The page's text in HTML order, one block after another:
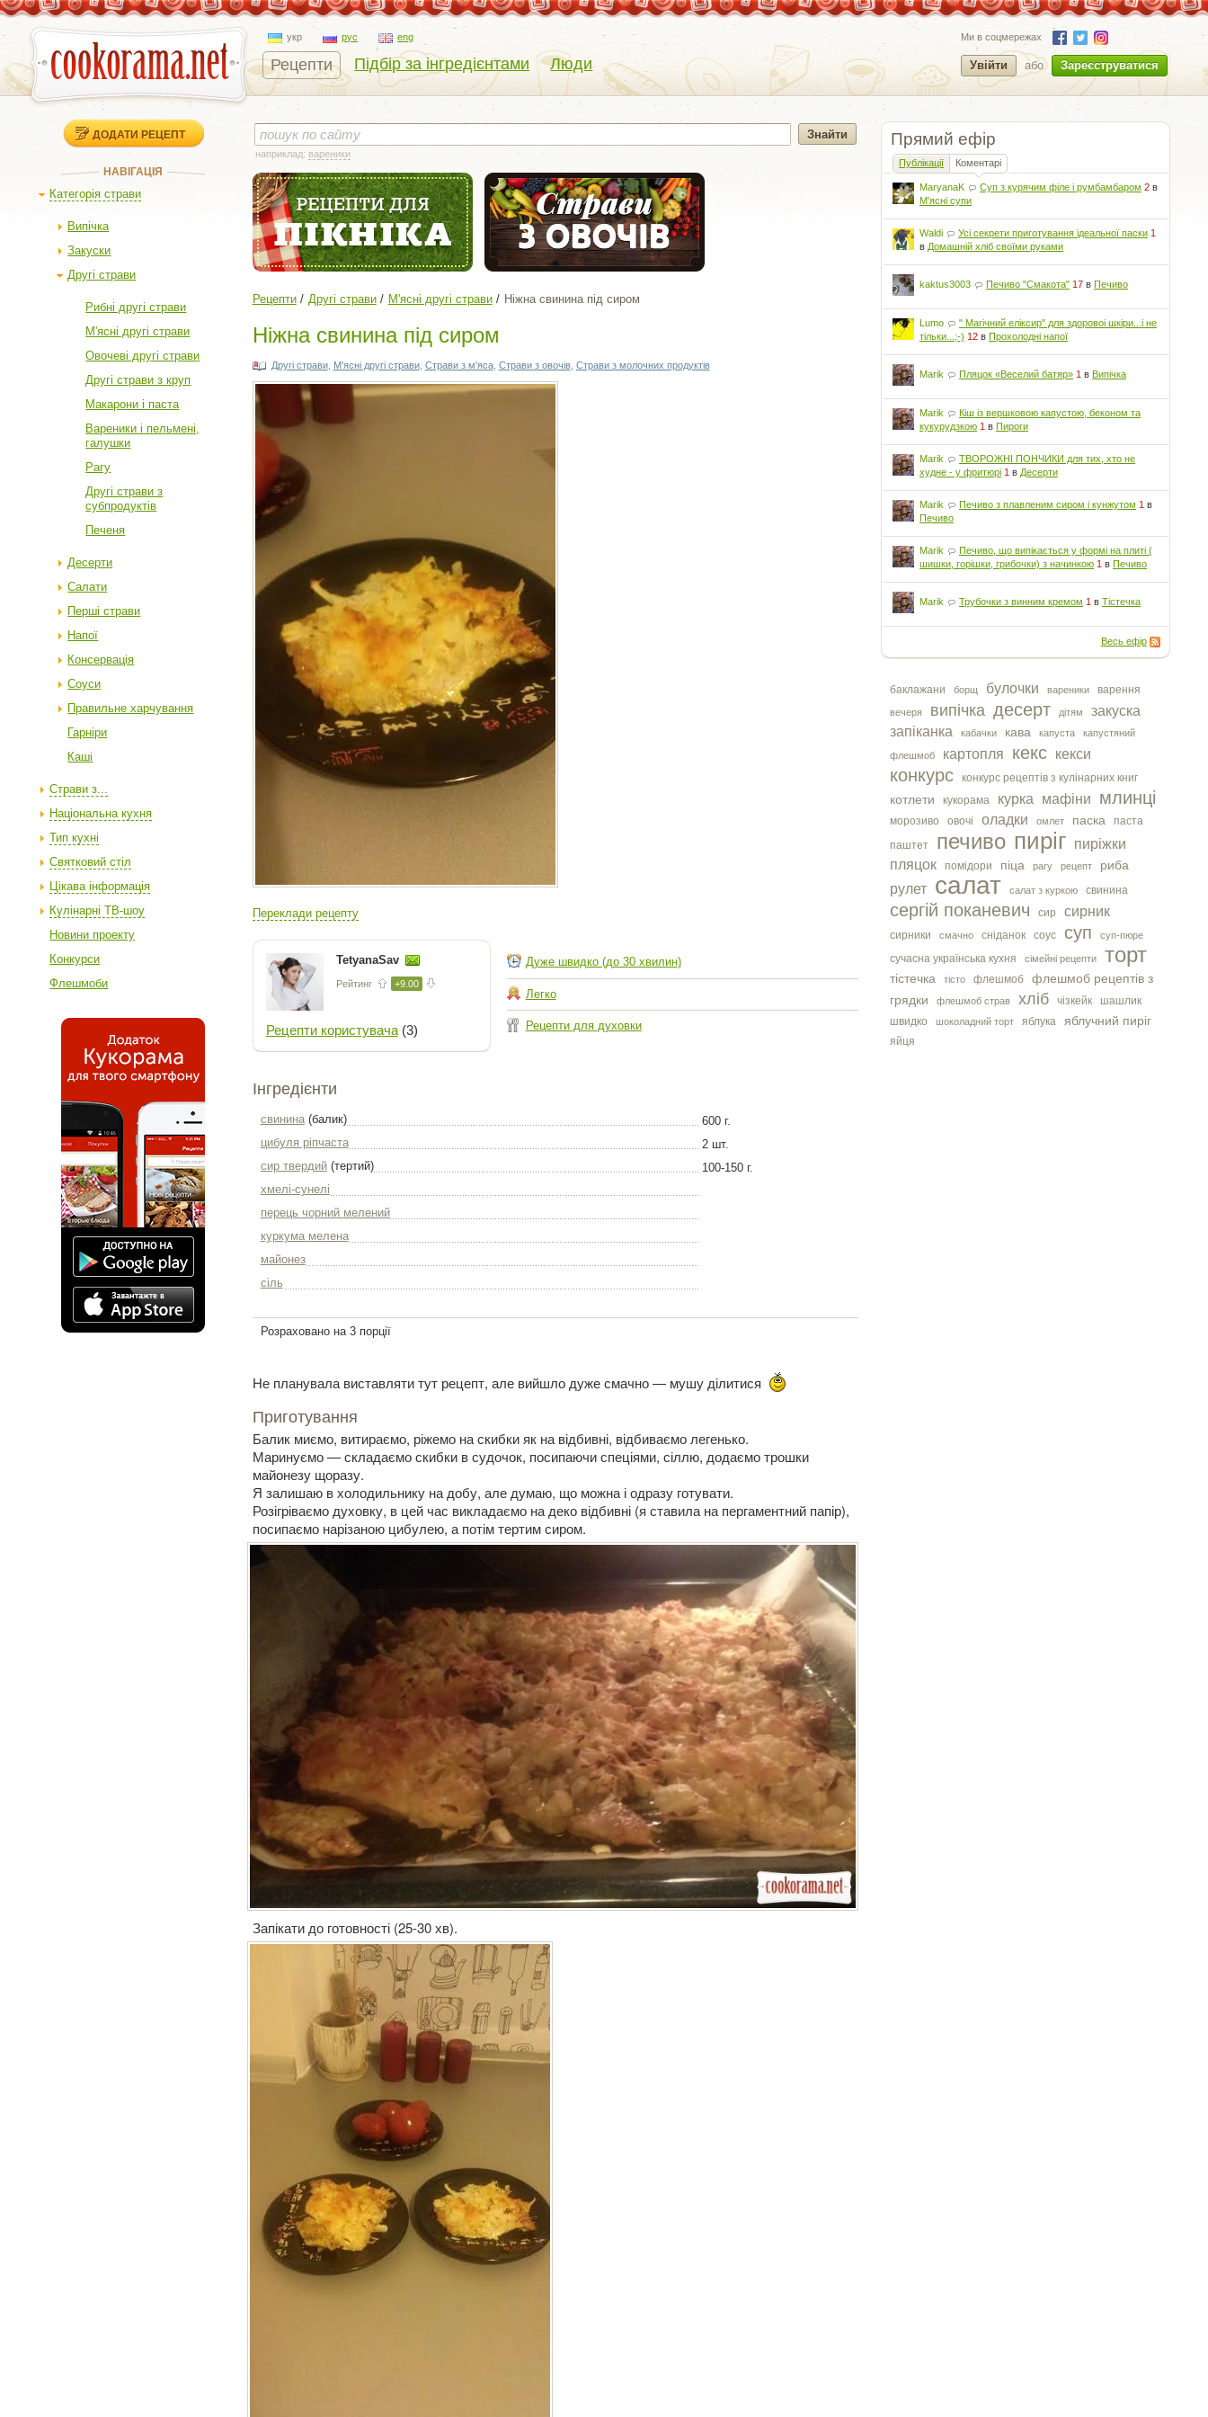
укр рус eng
Рецепти Підбір за інгредієнтами Люди
Ми в соцмережах
Увійти або Зареєструватися
ДОДАТИ РЕЦЕПТ
НАВІГАЦІЯ
Категорія страви
Випічка
Закуски
Другі страви
Рибні другі страви
М'ясні другі страви
Овочеві другі страви
Другі страви з круп
Макарони і паста
Вареники і пельмені,
галушки
Рагу
Другі страви з
субпродуктів
Печеня
Десерти
Салати
Перші страви
Напої
Консервація
Соуси
Правильне харчування
Гарніри
Каші
Страви з...
Національна кухня
Тип кухні
Святковий стіл
Цікава інформація
Кулінарні ТВ-шоу
Новини проекту
Конкурси
Флешмоби
Прямий ефір
Публікації Коментарі
MaryanaK Суп з курячим філе і румбамбаром 2 в
М'ясні супи
Waldi Усі секрети приготування ідеальної паски 1
в Домашній хліб своїми руками
kaktus3003 Печиво "Смакота" 17 вПечиво
Lumo
" Магічний еліксир" для здоровоі шкіри...і не
тільки...;-) 12 вПрохолодні напої
Marik Пляцок «Веселий батяр» 1 вВипічка
Marik
Кіш із вершковою капустою, беконом та
кукурудзкою 1 вПироги
Marik
ТВОРОЖНІ ПОНЧИКИ для тих, хто не
худне - у фритюрі 1 в Десерти
Marik Печиво з плавленим сиром і кунжутом 1 в
Печиво
Marik
Печиво, що випікається у формі на плиті (
шишки, горішки, грибочки) з начинкою 1 вПечиво
Marik Трубочки з винним кремом 1 вТістечка
Весь ефір
баклажани борщ булочки вареники варення
вечеря випічка десерт дітям
закуска
запіканка
кабачки кава капуста капустяний
флешмоб картопля кекс кекси
конкурс конкурс рецептів з кулінарних книг
котлети кукорама курка мафіни млинці
морозиво овочі оладки омлет паска
паста
паштет
печиво пиріг пиріжки
пляцок
помідори піца рагу рецепт риба
рулет салат салат з куркою свинина
сергiй поканевич сир сирник
сирники смачно сніданок соус суп суп-пюре
сучасна українська кухня сімейні рецепти торт
тістечка тісто флешмоб
флешмоб рецептів з
грядки
флешмоб страв хліб чізкейк
шашлик
швидко
шоколадний торт яблука яблучний пиріг
яйця
наприклад: вареники
Рецепти Другі страви М'ясні другі страви Ніжна свинина під сиром
Ніжна свинина під сиром
Другі страви, М'ясні другі страви, Страви з м'яса, Страви з овочів, Страви з молочних продуктів
Переклади рецепту
TetyanaSav
Рейтинг +9.00
Рецепти користувача(3)
Дуже швидко (до 30 хвилин)
Легко
Рецепти для духовки
Інгредієнти
свинина(балик)
600 г.
цибуля ріпчаста
2 шт.
сир твердий(тертий)
100-150 г.
хмелі-сунелі
перець чорний мелений
куркума мелена
майонез
сіль
Розраховано на 3 порції
Не планувала виставляти тут рецепт, але вийшло дуже смачно — мушу ділитися
Приготування
Балик миємо, витираємо, ріжемо на скибки як на відбивні, відбиваємо легенько.
Маринуємо — складаємо скибки в судочок, посипаючи спеціями, сіллю, додаємо трошки
майонезу щоразу.
Я залишаю в холодильнику на добу, але думаю, що можна і одразу готувати.
Розігріваємо духовку, в цей час викладаємо на деко відбивні (я ставила на пергаментний папір),
посипаємо нарізаною цибулею, а потім тертим сиром.
Запікати до готовності (25-30 хв).